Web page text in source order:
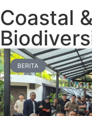
Coastal
BERITA